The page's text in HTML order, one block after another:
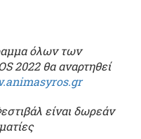
όλων των
2022 θα αναρτηθεί
είναι δωρεάν